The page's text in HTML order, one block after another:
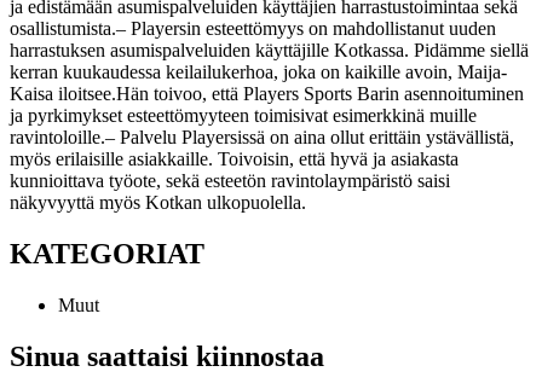
ja edistämään asumispalveluiden käyttäjien harrastustoimintaa sekä
osallistumista.– Playersin esteettömyys on mahdollistanut uuden
harrastuksen asumispalveluiden käyttäjille Kotkassa. Pidämme siellä
kerran kuukaudessa keilailukerhoa, joka on kaikille avoin, Maija-
Kaisa iloitsee.Hän toivoo, että Players Sports Barin asennoituminen
ja pyrkimykset esteettömyyteen toimisivat esimerkkinä muille
ravintoloille.– Palvelu Playersissä on aina ollut erittäin ystävällistä,
myös erilaisille asiakkaille. Toivoisin, että hyvä ja asiakasta
kunnioittava työote, sekä esteetön ravintolaympäristö saisi
näkyvyyttä myös Kotkan ulkopuolella.
KATEGORIAT
Muut
Sinua saattaisi kiinnostaa